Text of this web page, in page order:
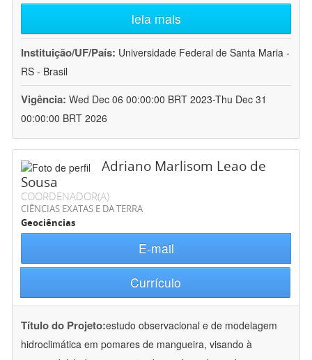
leia mais
Instituição/UF/País: Universidade Federal de Santa Maria -
RS - Brasil
Vigência: Wed Dec 06 00:00:00 BRT 2023-Thu Dec 31
00:00:00 BRT 2026
Adriano Marlisom Leao de
Sousa
COORDENADOR(A)
CIÊNCIAS EXATAS E DA TERRA
Geociências
E-mail
Currículo
Título do Projeto:estudo observacional e de modelagem
hidroclimática em pomares de mangueira, visando à